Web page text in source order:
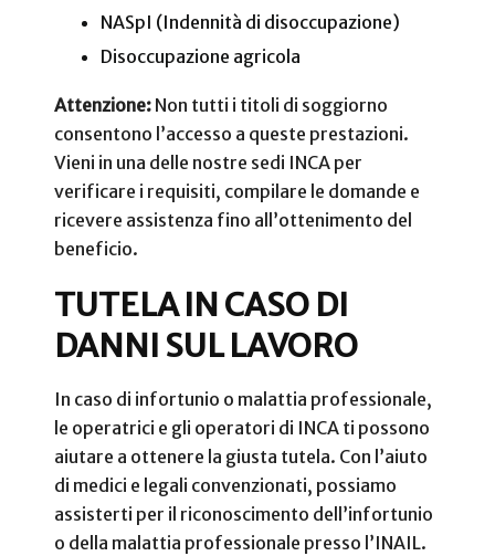
NASpI (Indennità di disoccupazione)
Disoccupazione agricola
Attenzione: Non tutti i titoli di soggiorno
consentono l’accesso a queste prestazioni.
Vieni in una delle nostre sedi INCA per
verificare i requisiti, compilare le domande e
ricevere assistenza fino all’ottenimento del
beneficio.
TUTELA IN CASO DI
DANNI SUL LAVORO
In caso di infortunio o malattia professionale,
le operatrici e gli operatori di INCA ti possono
aiutare a ottenere la giusta tutela. Con l’aiuto
di medici e legali convenzionati, possiamo
assisterti per il riconoscimento dell’infortunio
o della malattia professionale presso l’INAIL.